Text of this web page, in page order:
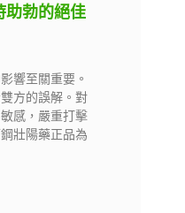
助勃的絕佳
響至關重要。
方的誤解。對
感，嚴重打擊
壯陽藥正品為